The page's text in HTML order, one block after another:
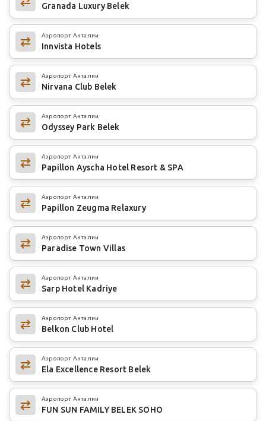
Granada Luxury Belek
Аэропорт Анталии
Innvista Hotels
Аэропорт Анталии
Nirvana Club Belek
Аэропорт Анталии
Odyssey Park Belek
Аэропорт Анталии
Papillon Ayscha Hotel Resort & SPA
Аэропорт Анталии
Papillon Zeugma Relaxury
Аэропорт Анталии
Paradise Town Villas
Аэропорт Анталии
Sarp Hotel Kadriye
Аэропорт Анталии
Belkon Club Hotel
Аэропорт Анталии
Ela Excellence Resort Belek
Аэропорт Анталии
FUN SUN FAMILY BELEK SOHO